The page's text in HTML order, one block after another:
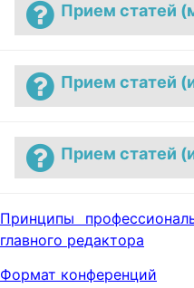
Прием статей
Прием статей
Прием статей
Принципы
главного редактора
Формат конференций